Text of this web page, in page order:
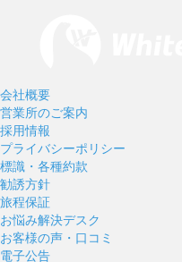
会社概要
営業所のご案内
採用情報
プライバシーポリシー
標識・各種約款
勧誘方針
旅程保証
お悩み解決デスク
お客様の声・口コミ
電子公告